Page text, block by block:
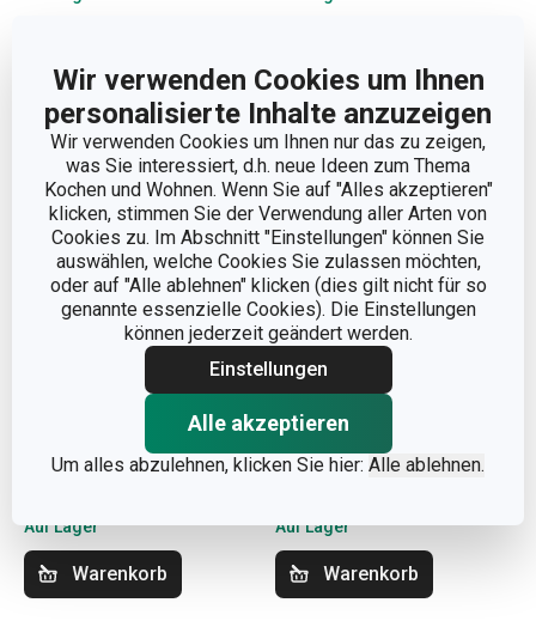
Wir verwenden Cookies um Ihnen
personalisierte Inhalte anzuzeigen
Wir verwenden Cookies um Ihnen nur das zu zeigen,
was Sie interessiert, d.h. neue Ideen zum Thema
Kochen und Wohnen. Wenn Sie auf "Alles akzeptieren"
klicken, stimmen Sie der Verwendung aller Arten von
Cookies zu. Im Abschnitt "Einstellungen" können Sie
auswählen, welche Cookies Sie zulassen möchten,
oder auf "Alle ablehnen" klicken (dies gilt nicht für so
genannte essenzielle Cookies). Die Einstellungen
können jederzeit geändert werden.
Einstellungen
Alle akzeptieren
Um alles abzulehnen, klicken Sie hier: Alle ablehnen.
Brotmesser PRECIOSO
Auf Lager
Warenkorb
Brotmesser AZZA 22 cm
Auf Lager
Warenkorb